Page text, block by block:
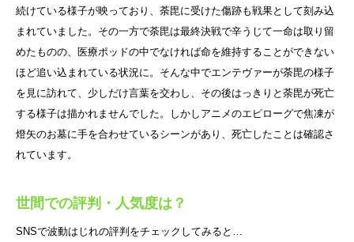
続けている様子が映っており、荼毘に受けた傷跡も戦果として刻み込
まれていました。その一方で荼毘は最終決戦で辛うじて一命は取り留
めたものの、医療ポッドの中でなければ命を維持することができない
ほど追い込まれている状況に。そんな中でエンテヴァーが荼毘の様子
を見に訪れて、少しだけ言葉を交わし、その後はっきりと荼毘が死亡
する様子は描かれませんでした。しかしアニメのエピローグで焦凍が
燈矢のお墓に手を合わせているシーンがあり、死亡したことは確認さ
れています。
世間での評判・人気度は？
SNSで波動はじれの評判をチェックしてみると…